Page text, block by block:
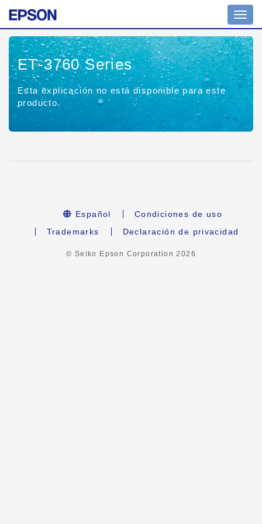
ET-3760 Series
Esta explicación no está disponible para este
producto.
Español
Condiciones de uso
Trademarks
Declaración de privacidad
© Seiko Epson Corporation2026